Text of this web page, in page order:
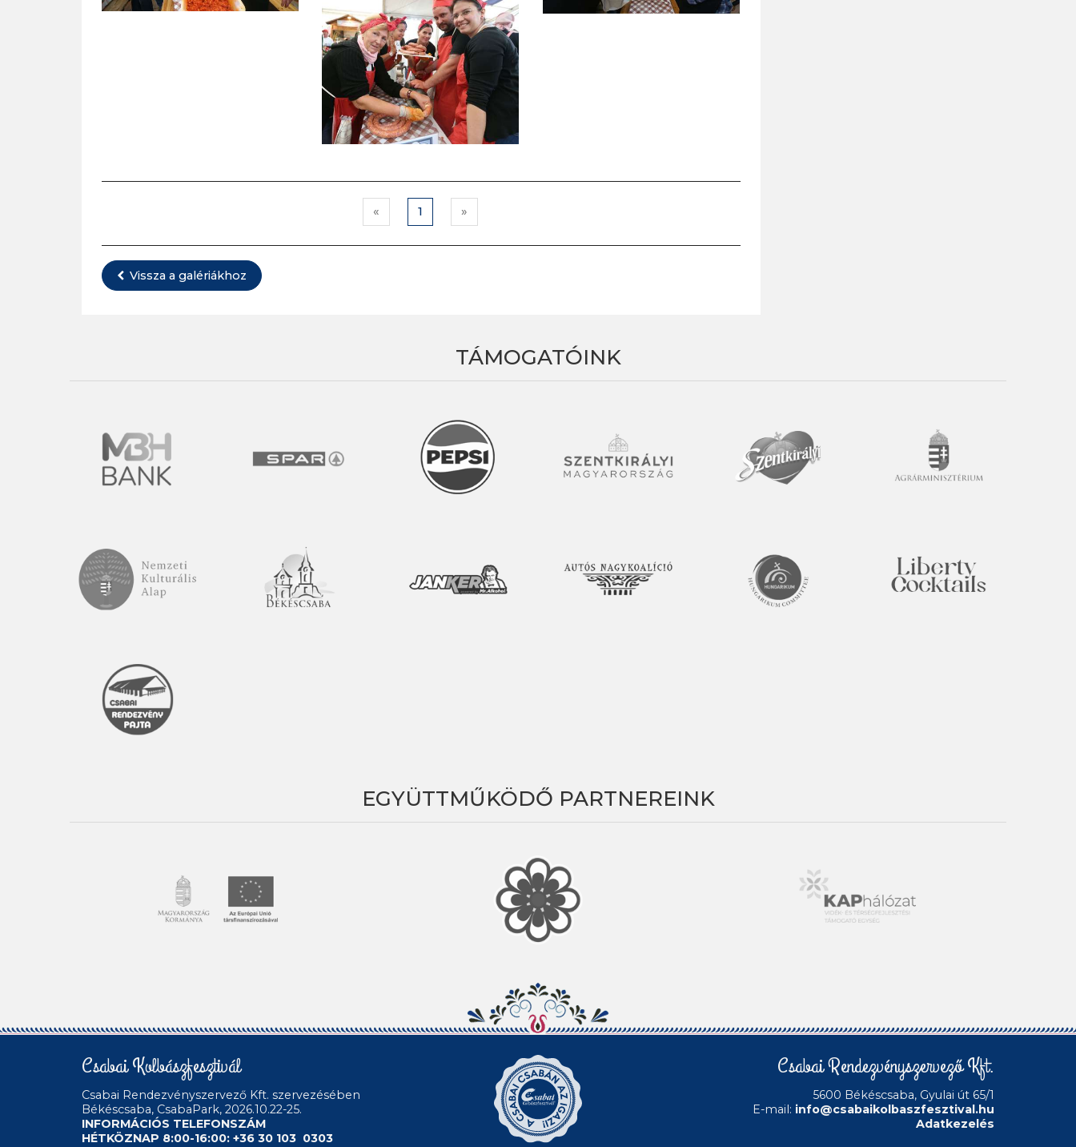
« 1 »
Vissza a galériákhoz
TÁMOGATÓINK
EGYÜTTMŰKÖDŐ PARTNEREINK
Csabai Kolbászfesztivál
Csabai Rendezvényszervező Kft. szervezésében
Békéscsaba, CsabaPark, 2026.10.22-25.
INFORMÁCIÓS TELEFONSZÁM
HÉTKÖZNAP 8:00-16:00: +36 30 103 0303
Csabai Rendezvényszervező Kft.
5600 Békéscsaba, Gyulai út 65/1
E-mail: info@csabaikolbaszfesztival.hu
Adatkezelés